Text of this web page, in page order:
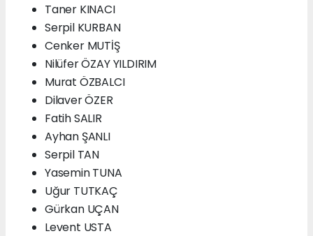
Taner KINACI
Serpil KURBAN
Cenker MUTİŞ
Nilüfer ÖZAY YILDIRIM
Murat ÖZBALCI
Dilaver ÖZER
Fatih SALIR
Ayhan ŞANLI
Serpil TAN
Yasemin TUNA
Uğur TUTKAÇ
Gürkan UÇAN
Levent USTA